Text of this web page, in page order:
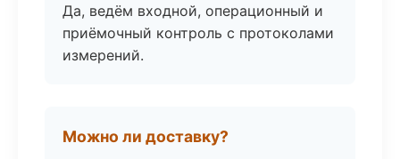
Да, ведём входной, операционный и
приёмочный контроль с протоколами
измерений.
Можно ли доставку?